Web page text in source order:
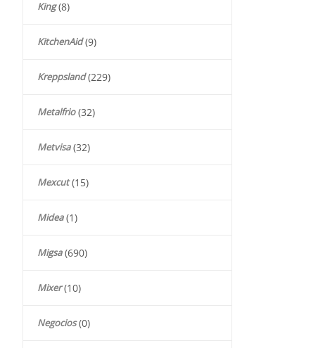
King (8)
KitchenAid (9)
Kreppsland (229)
Metalfrio (32)
Metvisa (32)
Mexcut (15)
Midea (1)
Migsa (690)
Mixer (10)
Negocios (0)